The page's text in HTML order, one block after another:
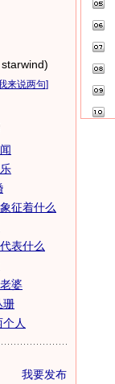
来说两句]
征着什么
表什么
婆
珊
人
我要发布